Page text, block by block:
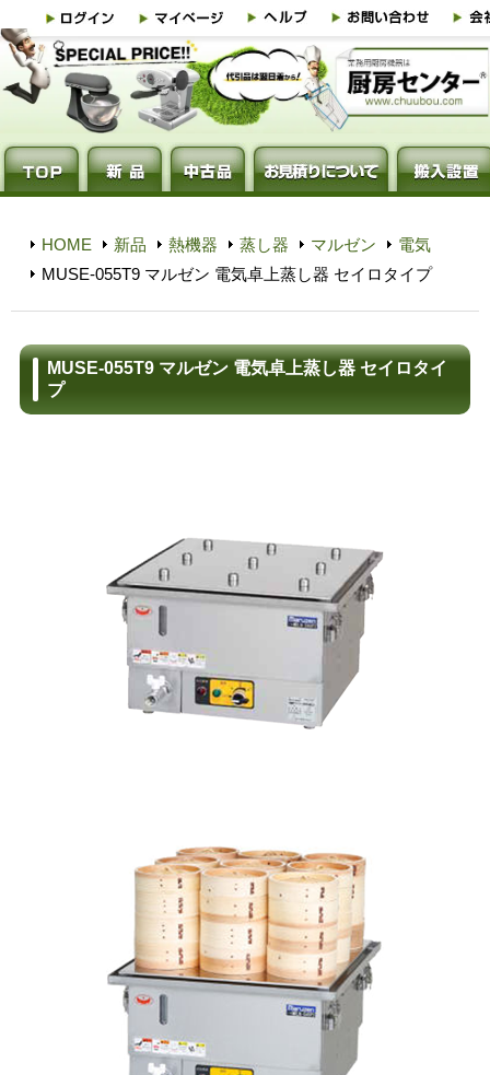
HOME 新品 熱機器 蒸し器 マルゼン
電気
MUSE-055T9 マルゼン 電気卓上蒸し器 セイロタイプ
MUSE-055T9 マルゼン 電気卓上蒸し器 セイロタイ
プ